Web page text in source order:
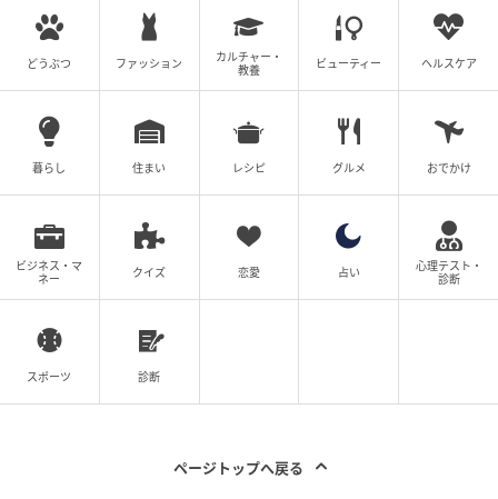
勝手に車を使う弟に限界──事故寸前でも反
省ゼロ、その時“母”が一言
どうぶつ ファッション
カルチャー・
教養
ビューティー ヘルスケア
暮らし 住まい レシピ グルメ おでかけ
ビジネス・マ
ネー
クイズ 恋愛 占い
心理テスト・
診断
スポーツ 診断
ページトップへ戻る